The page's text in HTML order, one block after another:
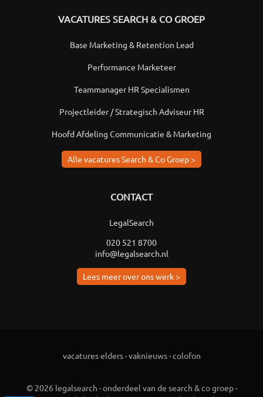
VACATURES SEARCH & CO GROEP
Base Marketing & Retention Lead
Performance Marketeer
Teammanager HR Specialismen
Projectleider / Strategisch Adviseur HR
Hoofd Afdeling Communicatie & Marketing
Alle vacatures Search & Co Groep >
CONTACT
LegalSearch
020 521 8700
info@legalsearch.nl
Lees meer over ons werk >
vacatures elders·vaknieuws·colofon
© 2026 legalsearch ·onderdeel van de search & co groep·